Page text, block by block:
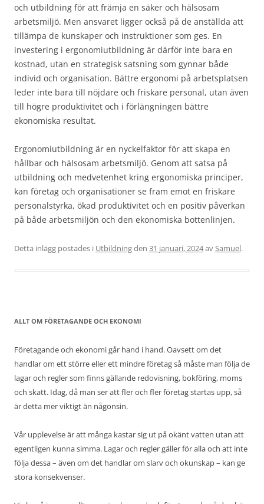
och utbildning för att främja en säker och hälsosam
arbetsmiljö. Men ansvaret ligger också på de anställda att
tillämpa de kunskaper och instruktioner som ges. En
investering i ergonomiutbildning är därför inte bara en
kostnad, utan en strategisk satsning som gynnar både
individ och organisation. Bättre ergonomi på arbetsplatsen
leder inte bara till nöjdare och friskare personal, utan även
till högre produktivitet och i förlängningen bättre
ekonomiska resultat.
Ergonomiutbildning är en nyckelfaktor för att skapa en
hållbar och hälsosam arbetsmiljö. Genom att satsa på
utbildning och medvetenhet kring ergonomiska principer,
kan företag och organisationer se fram emot en friskare
personalstyrka, ökad produktivitet och en positiv påverkan
på både arbetsmiljön och den ekonomiska bottenlinjen.
Detta inlägg postades i Utbildningden 31 januari, 2024avSamuel.
ALLT OM FÖRETAGANDE OCH EKONOMI
Företagande och ekonomi går hand i hand. Oavsett om det
handlar om ett större eller ett mindre företag så måste man följa de
lagar och regler som finns gällande redovisning, bokföring, moms
och skatt. Idag, då man ser att fler och fler företag startas upp, så
är detta mer viktigt än någonsin.
Vår upplevelse är att många kastar sig ut på okänt vatten utan att
egentligen kunna simma. Lagar och regler gäller för alla och att inte
följa dessa – även om det handlar om slarv och okunskap – kan ge
stora konsekvenser.